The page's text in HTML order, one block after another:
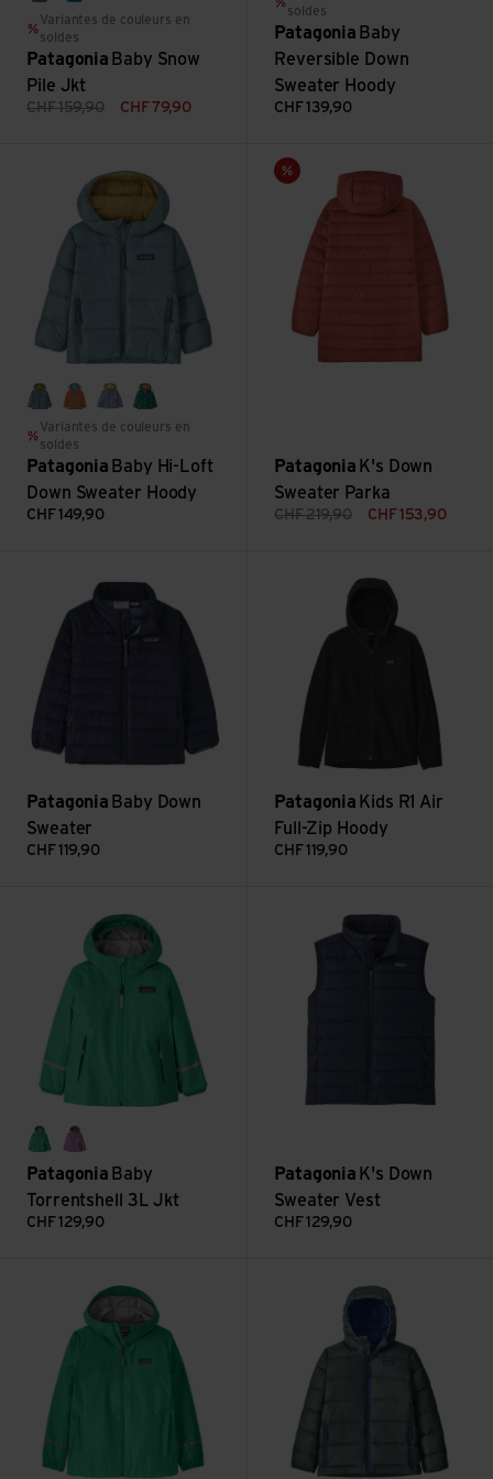
Variantes de couleurs en
soldes
Patagonia Baby Snow
Pile Jkt
CHF159,90 CHF 79,90
soldes
Patagonia Baby
Reversible Down
Sweater Hoody
CHF 139,90
blue sage
marigoldbarnacle blue
conifer green
Variantes de couleurs en
soldes
Patagonia Baby Hi-Loft
Down Sweater Hoody
CHF 149,90
Voir Baby Hi-Loft Down Sweater Hoody
Vente
Patagonia K's Down
Sweater Parka
CHF219,90 CHF 153,90
Voir K's Down Sweater Parka
Patagonia Baby Down
Sweater
CHF 119,90
Patagonia Kids R1 Air
Full-Zip Hoody
CHF 119,90
aqua stone
brisk purple
Patagonia Baby
Torrentshell 3L Jkt
CHF 129,90
Patagonia K's Down
Sweater Vest
CHF 129,90